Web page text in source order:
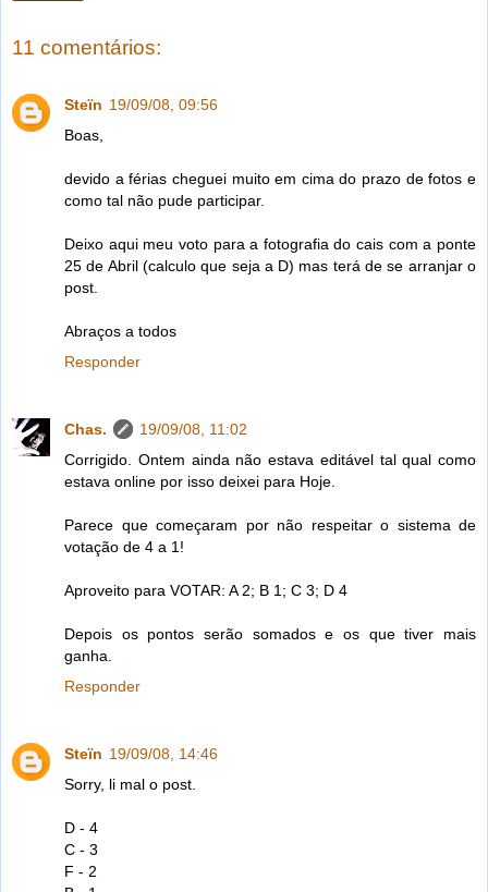
11 comentários:
Steïn 19/09/08, 09:56
Boas,
devido a férias cheguei muito em cima do prazo de fotos e
como tal não pude participar.
Deixo aqui meu voto para a fotografia do cais com a ponte
25 de Abril (calculo que seja a D) mas terá de se arranjar o
post.
Abraços a todos
Responder
Chas.
19/09/08, 11:02
Corrigido. Ontem ainda não estava editável tal qual como
estava online por isso deixei para Hoje.
Parece que começaram por não respeitar o sistema de
votação de 4 a 1!
Aproveito para VOTAR: A 2; B 1; C 3; D 4
Depois os pontos serão somados e os que tiver mais
ganha.
Responder
Steïn 19/09/08, 14:46
Sorry, li mal o post.
D - 4
C - 3
F - 2